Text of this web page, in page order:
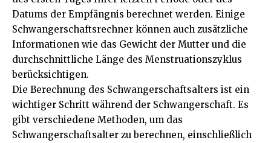
Datums der Empfängnis berechnet werden. Einige
Schwangerschaftsrechner können auch zusätzliche
Informationen wie das Gewicht der Mutter und die
durchschnittliche Länge des Menstruationszyklus
berücksichtigen.
Die Berechnung des Schwangerschaftsalters ist ein
wichtiger Schritt während der Schwangerschaft. Es
gibt verschiedene Methoden, um das
Schwangerschaftsalter zu berechnen, einschließlich